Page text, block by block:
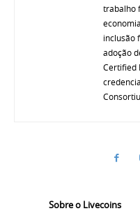
trabalho
inclusão
adoção
Certified
Sobre o Livecoins